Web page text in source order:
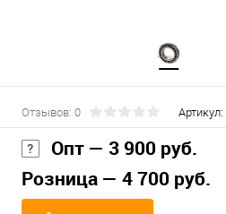
Отзывов: 0 Артикул:
Опт — 3 900 руб.
Розница — 4 700 руб.